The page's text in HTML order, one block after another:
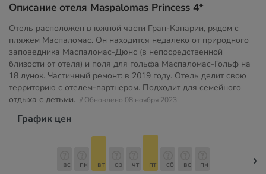
Описание отеля Maspalomas Princess 4*
Отель расположен в южной части Гран-Канарии, рядом с
пляжем Маспаломас. Он находится недалеко от природного
заповедника Маспаломас-Дюнс (в непосредственной
близости от отеля) и поля для гольфа Маспаломас-Гольф на
18 лунок. Частичный ремонт: в 2019 году. Отель делит свою
территорию с отелем-партнером. Подходит для семейного
отдыха с детьми. // Обновлено 08 ноября 2023
График цен
вс пн вт ср чт пт сб вс пн